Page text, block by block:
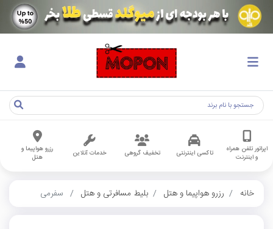
اپراتور تلفن همراه
و اینترنت
تاکسی اینترنتی تخفیف گروهی خدمات آنلاین
رزرو هواپیما و
هتل
خانه رزرو هواپیما و هتل بلیط مسافرتی و هتل سفرمی